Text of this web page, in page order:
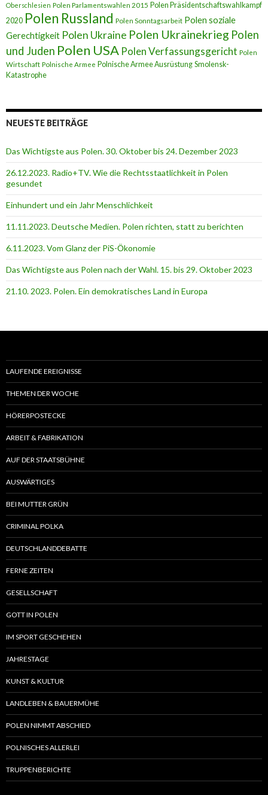
Oberschlesien Polen Parlamentswahlen 2015 Polen Präsidentschaftswahlkampf
2020 Polen Russland Polen Sonntagsarbeit Polen soziale
Gerechtigkeit Polen Ukraine Polen Ukrainekrieg Polen
und Juden Polen USA Polen Verfassungsgericht Polen
Wirtschaft Polnische Armee Polnische Armee Ausrüstung Smolensk-
Katastrophe
NEUESTE BEITRÄGE
Das Wichtigste aus Polen. 30. Oktober bis 24. Dezember 2023
26.12.2023. Radio+TV. Wie die Rechtsstaatlichkeit in Polen
gesundet
Einhundert und ein Jahr Menschlichkeit
11.11.2023. Deutsche Medien. Polen richten, statt zu berichten
6.11.2023. Vom Glanz der PiS-Ӧkonomie
Das Wichtigste aus Polen nach der Wahl. 15. bis 29. Oktober 2023
21.10. 2023. Polen. Ein demokratisches Land in Europa
LAUFENDE EREIGNISSE
THEMEN DER WOCHE
HÖRERPOSTECKE
ARBEIT & FABRIKATION
AUF DER STAATSBÜHNE
AUSWÄRTIGES
BEI MUTTER GRÜN
CRIMINAL POLKA
DEUTSCHLANDDEBATTE
FERNE ZEITEN
GESELLSCHAFT
GOTT IN POLEN
IM SPORT GESCHEHEN
JAHRESTAGE
KUNST & KULTUR
LANDLEBEN & BAUERMÜHE
POLEN NIMMT ABSCHIED
POLNISCHES ALLERLEI
TRUPPENBERICHTE